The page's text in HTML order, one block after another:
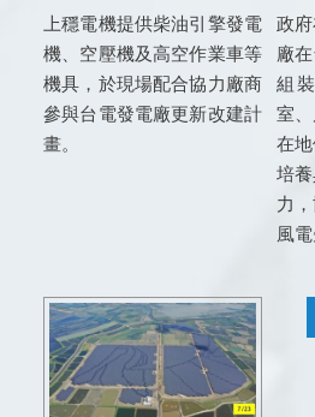
上穩電機提供柴油引擎發電
機、空壓機及高空作業車等
機具，於現場配合協力廠商
參與台電發電廠更新改建計
畫。
政
廠
組
室
在
培
力
風電